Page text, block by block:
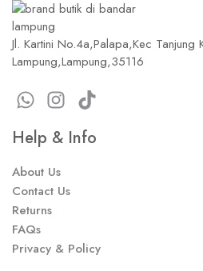
Jl. Kartini No.4a,Palapa,Kec Tanjung
Lampung,Lampung,35116
Help & Info
About Us
Contact Us
Returns
FAQs
Privacy & Policy